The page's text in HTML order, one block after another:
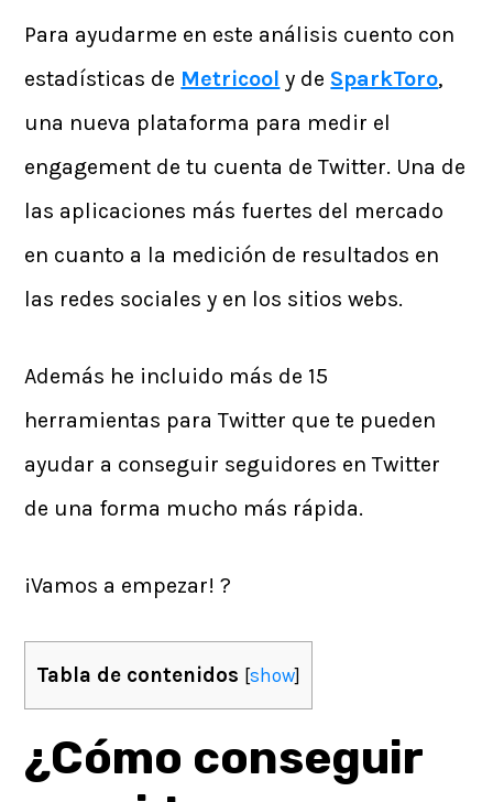
Para ayudarme en este análisis cuento con
estadísticas de Metricool y de SparkToro,
una nueva plataforma para medir el
engagement de tu cuenta de Twitter. Una de
las aplicaciones más fuertes del mercado
en cuanto a la medición de resultados en
las redes sociales y en los sitios webs.
Además he incluido más de 15
herramientas para Twitter que te pueden
ayudar a conseguir seguidores en Twitter
de una forma mucho más rápida.
¡Vamos a empezar! ?
Tabla de contenidos [show]
¿Cómo conseguir